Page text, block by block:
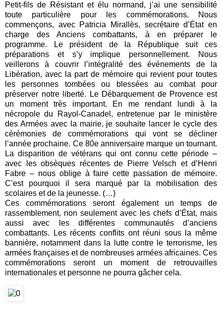
Petit-fils de Résistant et élu normand, j’ai une sensibilité
toute particulière pour les commémorations. Nous
commençons, avec Patricia Mirallès, secrétaire d’État en
charge des Anciens combattants, à en préparer le
programme. Le président de la République suit ces
préparations et s’y implique personnellement. Nous
veillerons à couvrir l’intégralité des événements de la
Libération, avec la part de mémoire qui revient pour toutes
les personnes tombées ou blessées au combat pour
préserver notre liberté. Le Débarquement de Provence est
un moment très important. En me rendant lundi à la
nécropole du Rayol-Canadel, entretenue par le ministère
des Armées avec la mairie, je souhaite lancer le cycle des
cérémonies de commémorations qui vont se décliner
l’année prochaine. Ce 80e anniversaire marque un tournant.
La disparition de vétérans qui ont connu cette période –
avec les obsèques récentes de Pierre Velsch et d’Henri
Fabre – nous oblige à faire cette passation de mémoire.
C’est pourquoi il sera marqué par la mobilisation des
scolaires et de la jeunesse. (…)
Ces commémorations seront également un temps de
rassemblement, non seulement avec les chefs d’État, mais
aussi avec les différentes communautés d’anciens
combattants. Les récents conflits ont réuni sous la même
bannière, notamment dans la lutte contre le terrorisme, les
armées françaises et de nombreuses armées africaines. Ces
commémorations seront un moment de retrouvailles
internationales et personne ne pourra gâcher cela.